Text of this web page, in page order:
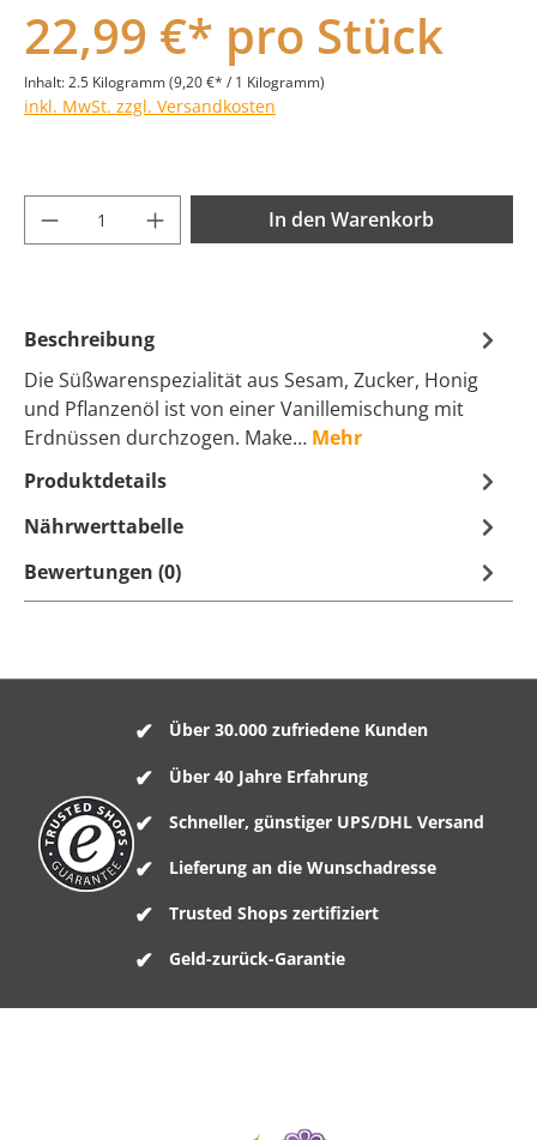
22,99 €* pro Stück
Inhalt:2.5 Kilogramm(9,20 €* / 1 Kilogramm)
inkl. MwSt. zzgl. Versandkosten
Produkt Anzahl: Gib den gewünschten
In den Warenkorb
Beschreibung
Die Süßwarenspezialität aus Sesam, Zucker, Honig
und Pflanzenöl ist von einer Vanillemischung mit
Erdnüssen durchzogen. Make… Mehr
Produktdetails
Nährwerttabelle
Bewertungen (0)
Über 30.000 zufriedene Kunden
Über 40 Jahre Erfahrung
Schneller, günstiger UPS/DHL Versand
Lieferung an die Wunschadresse
Trusted Shops zertifiziert
Geld-zurück-Garantie